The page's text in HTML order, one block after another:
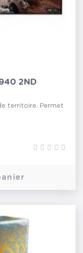
2ND
territoire. Permet